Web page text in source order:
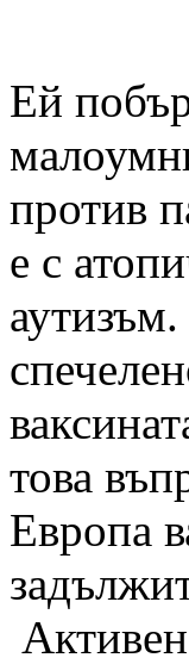
Ей
против
е с
това
Европа
Активен